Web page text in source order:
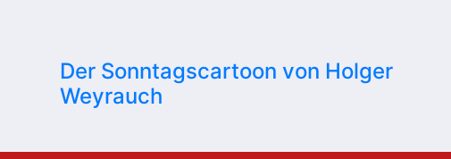
Der Sonntagscartoon von Holger
Weyrauch